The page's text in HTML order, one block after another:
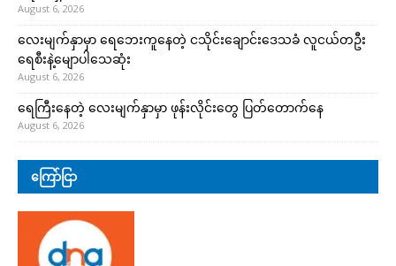
August 6, 2026
လေးမျက်နှာမှာ ရေဘေးကူနေတဲ့ ငသိုင်းချောင်းဒေသခံ လူငယ်တဦး
ရေစီးနဲ့မျောပါသေဆုံး
August 6, 2026
ရေကြီးနေတဲ့ လေးမျက်နှာမှာ ဖုန်းလိုင်းတွေ ပြတ်တောက်နေ
August 6, 2026
ကြော်ငြာ